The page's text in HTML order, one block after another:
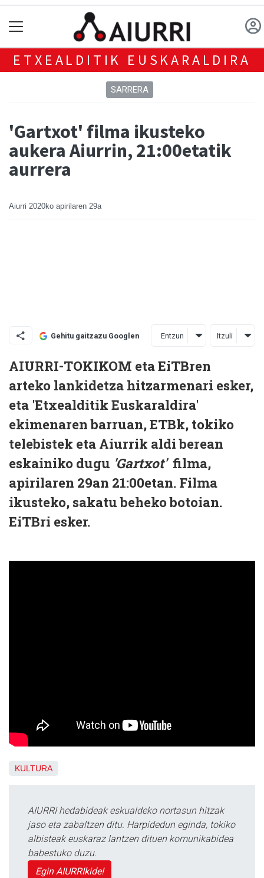
ETXEALDITIK EUSKARALDIRA
SARRERA
'Gartxot' filma ikusteko
aukera Aiurrin, 21:00etatik
aurrera
Aiurri 2020ko apirilaren 29a
Gehitu gaitzazu Googlen Entzun Itzuli
AIURRI-TOKIKOM eta EiTBren
arteko lankidetza hitzarmenari esker,
eta 'Etxealditik Euskaraldira'
ekimenaren barruan, ETBk, tokiko
telebistek eta Aiurrik aldi berean
eskainiko dugu 'Gartxot'filma,
apirilaren 29an 21:00etan. Filma
ikusteko, sakatu beheko botoian.
EiTBri esker.
KULTURA
AIURRI hedabideak eskualdeko nortasun hitzak
jaso eta zabaltzen ditu. Harpidedun eginda, tokiko
albisteak euskaraz lantzen dituen komunikabidea
babestuko duzu.
Egin AIURRIkide!